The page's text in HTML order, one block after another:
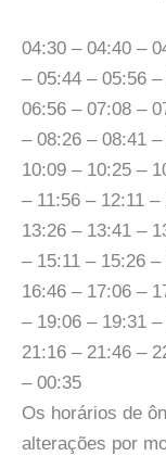
04:30 – 04:40 –
– 05:44 – 05:56
06:56 – 07:08 –
– 08:26 – 08:41
10:09 – 10:25 –
– 11:56 – 12:11
13:26 – 13:41 –
– 15:11 – 15:26
16:46 – 17:06 –
– 19:06 – 19:31
21:16 – 21:46 –
– 00:35
Os horários de
alterações por